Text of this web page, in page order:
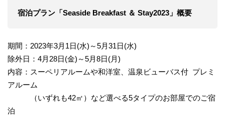
宿泊プラン「Seaside Breakfast ＆ Stay2023 」概要
期間：2023年3月1日(水)～5月31日(水)
除外日：4月28日(金)～5月8日(月)
内容：スーペリアルームや和洋室、温泉ビューバス付 プレミ
アルーム
（いずれも42㎡）など選べる5タイプのお部屋でのご宿
泊